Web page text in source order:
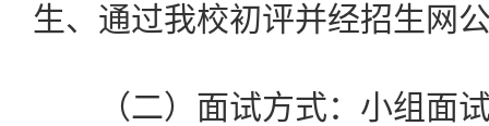
生、通过我校初评并经招生网
（二）面试方式：小组面